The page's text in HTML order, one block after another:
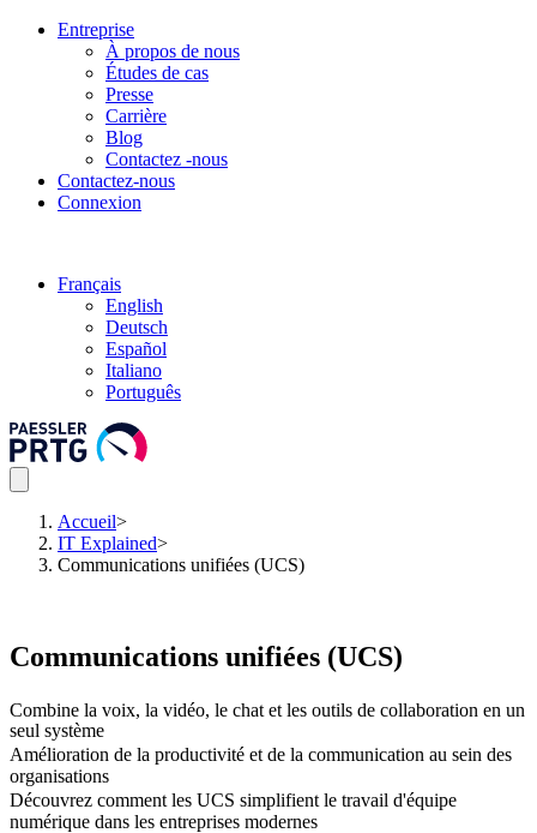
Entreprise
À propos de nous
Études de cas
Presse
Carrière
Blog
Contactez -nous
Contactez-nous
Connexion
Français
English
Deutsch
Español
Italiano
Português
Accueil>
IT Explained>
Communications unifiées (UCS)
Communications unifiées (UCS)
Combine la voix, la vidéo, le chat et les outils de collaboration en un
seul système
Amélioration de la productivité et de la communication au sein des
organisations
Découvrez comment les UCS simplifient le travail d'équipe
numérique dans les entreprises modernes